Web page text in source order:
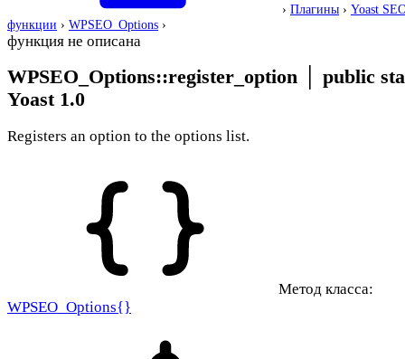
› Плагины › Yoast
функции › WPSEO_Options ›
функция не описана
WPSEO_Options::register_option
public
Yoast 1.0
Registers an option to the options list.
Метод класса:
WPSEO_Options{}